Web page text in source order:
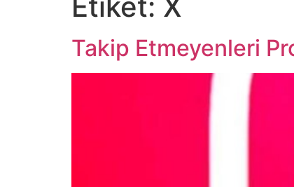
Etiket: X
Takip Etmeyenleri